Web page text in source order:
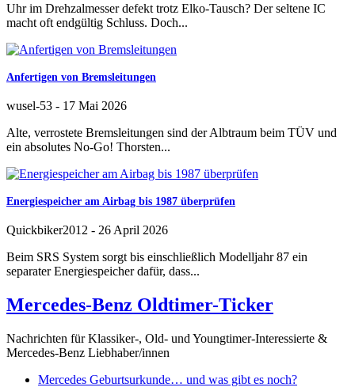
Uhr im Drehzalmesser defekt trotz Elko-Tausch? Der seltene IC
macht oft endgültig Schluss. Doch...
Anfertigen von Bremsleitungen
wusel-53 - 17 Mai 2026
Alte, verrostete Bremsleitungen sind der Albtraum beim TÜV und
ein absolutes No-Go! Thorsten...
Energiespeicher am Airbag bis 1987 überprüfen
Quickbiker2012 - 26 April 2026
Beim SRS System sorgt bis einschließlich Modelljahr 87 ein
separater Energiespeicher dafür, dass...
Mercedes-Benz Oldtimer-Ticker
Nachrichten für Klassiker-, Old- und Youngtimer-Interessierte &
Mercedes-Benz Liebhaber/innen
Mercedes Geburtsurkunde… und was gibt es noch?